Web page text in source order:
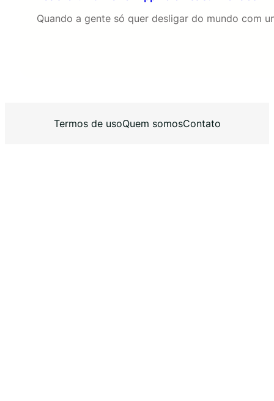
Quando a gente só quer desligar do mundo com
Termos de usoQuem somosContato